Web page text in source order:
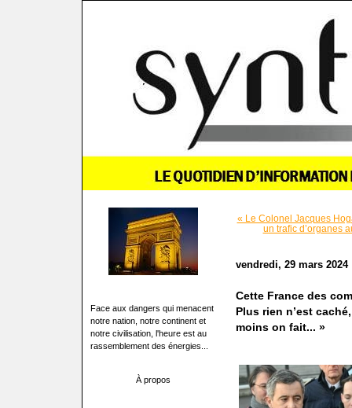
Face aux dangers qui menacent
notre nation, notre continent et
notre civilisation, l'heure est au
rassemblement des énergies...
À propos
« Le Colonel Jacques
un trafic d’organes
vendredi, 29 mars 2024
Cette France des
Plus rien n’est
moins on fait... »